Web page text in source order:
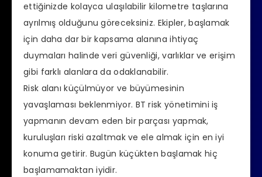
ettiğinizde kolayca ulaşılabilir kilometre taşlarına
ayrılmış olduğunu göreceksiniz. Ekipler, başlamak
için daha dar bir kapsama alanına ihtiyaç
duymaları halinde veri güvenliği, varlıklar ve erişim
gibi farklı alanlara da odaklanabilir.
Risk alanı küçülmüyor ve büyümesinin
yavaşlaması beklenmiyor. BT risk yönetimini iş
yapmanın devam eden bir parçası yapmak,
kuruluşları riski azaltmak ve ele almak için en iyi
konuma getirir. Bugün küçükten başlamak hiç
başlamamaktan iyidir.